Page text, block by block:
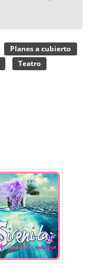
Planes a cubierto
Teatro